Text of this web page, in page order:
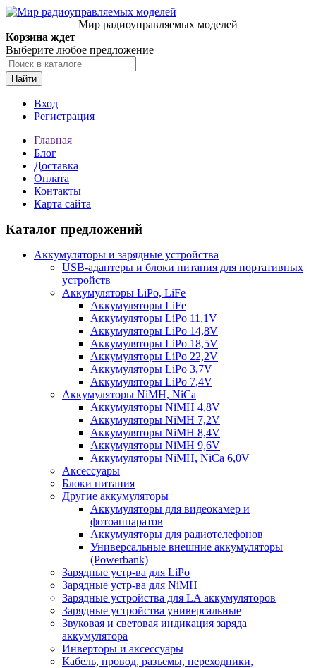
Мир радиоуправляемых моделей
Корзина ждет
Выберите любое предложение
Найти
Вход
Регистрация
Главная
Блог
Доставка
Оплата
Контакты
Карта сайта
Каталог предложений
Аккумуляторы и зарядные устройства
USB-адаптеры и блоки питания для портативных
устройств
Аккумуляторы LiPo, LiFe
Аккумуляторы LiFe
Аккумуляторы LiPo 11,1V
Аккумуляторы LiPo 14,8V
Аккумуляторы LiPo 18,5V
Аккумуляторы LiPo 22,2V
Аккумуляторы LiPo 3,7V
Аккумуляторы LiPo 7,4V
Аккумуляторы NiMH, NiCa
Аккумуляторы NiMH 4,8V
Аккумуляторы NiMH 7,2V
Аккумуляторы NiMH 8,4V
Аккумуляторы NiMH 9,6V
Аккумуляторы NiMH, NiCa 6,0V
Аксессуары
Блоки питания
Другие аккумуляторы
Аккумуляторы для видеокамер и
фотоаппаратов
Аккумуляторы для радиотелефонов
Универсальные внешние аккумуляторы
(Powerbank)
Зарядные устр-ва для LiPo
Зарядные устр-ва для NiMH
Зарядные устройства для LA аккумуляторов
Зарядные устройства универсальные
Звуковая и световая индикация заряда
аккумулятора
Инверторы и аксессуары
Кабель, провод, разъемы, переходники,